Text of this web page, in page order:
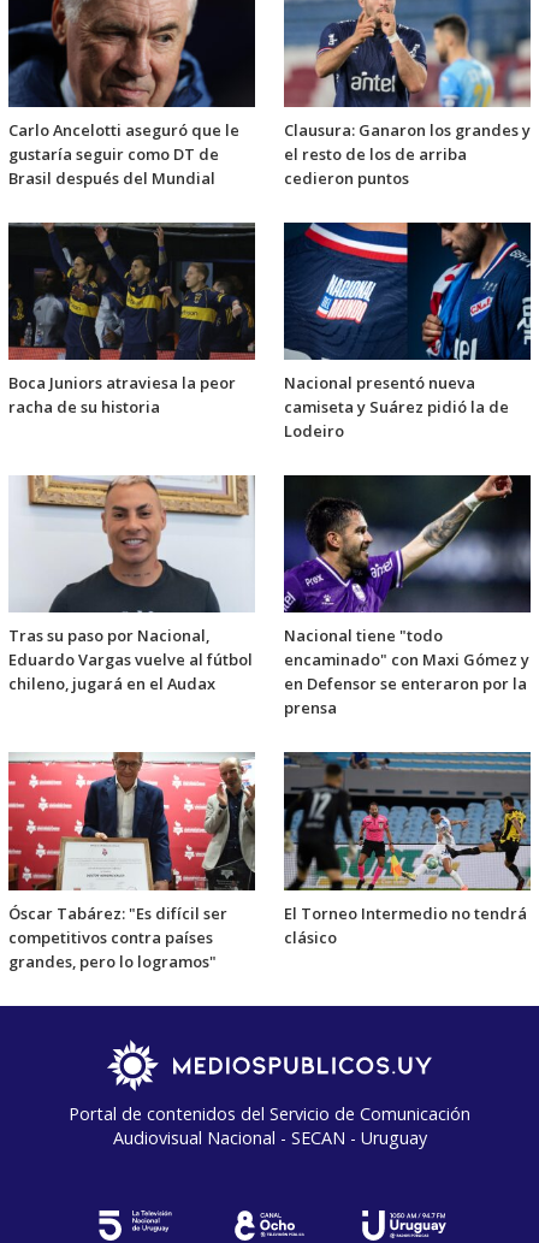
Carlo Ancelotti aseguró que le
gustaría seguir como DT de
Brasil después del Mundial
Clausura: Ganaron los grandes y
el resto de los de arriba
cedieron puntos
Boca Juniors atraviesa la peor
racha de su historia
Nacional presentó nueva
camiseta y Suárez pidió la de
Lodeiro
Tras su paso por Nacional,
Eduardo Vargas vuelve al fútbol
chileno, jugará en el Audax
Nacional tiene "todo
encaminado" con Maxi Gómez y
en Defensor se enteraron por la
prensa
Óscar Tabárez: "Es difícil ser
competitivos contra países
grandes, pero lo logramos"
El Torneo Intermedio no tendrá
clásico
Portal de contenidos del Servicio de Comunicación
Audiovisual Nacional - SECAN - Uruguay